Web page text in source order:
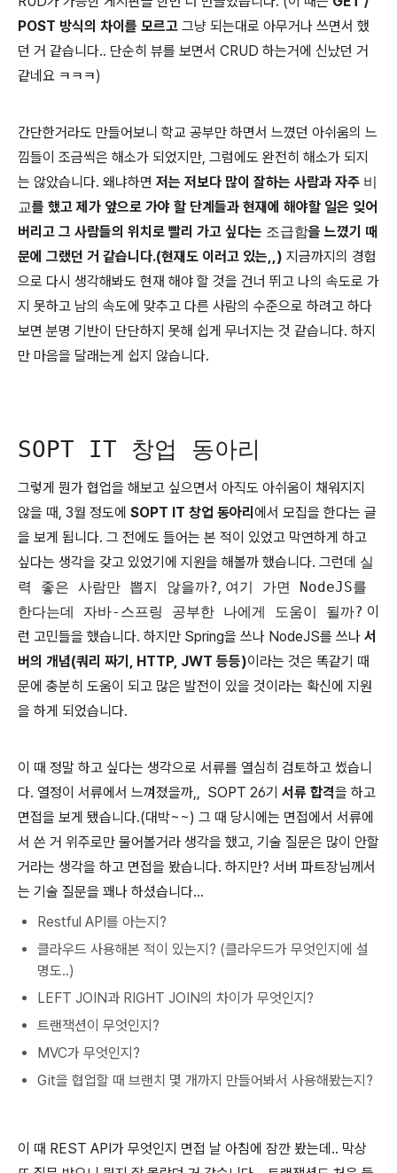
POST 방식의 차이를 모르고 그냥 되는대로 아무거나 쓰면서 했
던 거 같습니다.. 단순히 뷰를 보면서 CRUD 하는거에 신났던 거
같네요 ㅋㅋㅋ)
간단한거라도 만들어보니 학교 공부만 하면서 느꼈던 아쉬움의 느
낌들이 조금씩은 해소가 되었지만, 그럼에도 완전히 해소가 되지
는 않았습니다. 왜냐하면 저는 저보다 많이 잘하는 사람과 자주 비
교를 했고 제가 앞으로 가야 할 단계들과 현재에 해야할 일은 잊어
버리고 그 사람들의 위치로 빨리 가고 싶다는 조급함을 느꼈기 때
문에 그랬던 거 같습니다.(현재도 이러고 있는,,) 지금까지의 경험
으로 다시 생각해봐도 현재 해야 할 것을 건너 뛰고 나의 속도로 가
지 못하고 남의 속도에 맞추고 다른 사람의 수준으로 하려고 하다
보면 분명 기반이 단단하지 못해 쉽게 무너지는 것 같습니다. 하지
만 마음을 달래는게 쉽지 않습니다.
SOPT IT 창업 동아리
그렇게 뭔가 협업을 해보고 싶으면서 아직도 아쉬움이 채워지지
않을 때, 3월 정도에 SOPT IT 창업 동아리 에서 모집을 한다는 글
을 보게 됩니다. 그 전에도 들어는 본 적이 있었고 막연하게 하고
싶다는 생각을 갖고 있었기에 지원을 해볼까 했습니다. 그런데 실
력 좋은 사람만 뽑지 않을까?, 여기 가면 NodeJS를
한다는데 자바-스프링 공부한 나에게 도움이 될까? 이
런 고민들을 했습니다. 하지만 Spring을 쓰나 NodeJS를 쓰나 서
버의 개념(쿼리 짜기, HTTP, JWT 등등)이라는 것은 똑같기 때
문에 충분히 도움이 되고 많은 발전이 있을 것이라는 확신에 지원
을 하게 되었습니다.
이 때 정말 하고 싶다는 생각으로 서류를 열심히 검토하고 썼습니
다. 열정이 서류에서 느껴졌을까,, SOPT 26기 서류 합격을 하고
면접을 보게 됐습니다.(대박~~) 그 때 당시에는 면접에서 서류에
서 쓴 거 위주로만 물어볼거라 생각을 했고, 기술 질문은 많이 안할
거라는 생각을 하고 면접을 봤습니다. 하지만? 서버 파트장님께서
는 기술 질문을 꽤나 하셨습니다...
Restful API를 아는지?
클라우드 사용해본 적이 있는지? (클라우드가 무엇인지에 설
명도..)
LEFT JOIN과 RIGHT JOIN의 차이가 무엇인지?
트랜잭션이 무엇인지?
MVC가 무엇인지?
Git을 협업할 때 브랜치 몇 개까지 만들어봐서 사용해봤는지?
이 때 REST API가 무엇인지 면접 날 아침에 잠깐 봤는데.. 막상